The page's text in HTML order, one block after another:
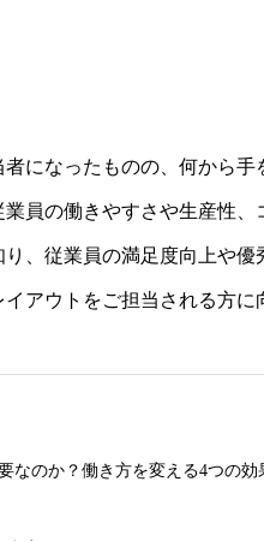
になったものの、何から
員の働きやすさや生産性
、従業員の満足度向上や優
アウトをご担当される方
なのか？働き方を変える4つの効